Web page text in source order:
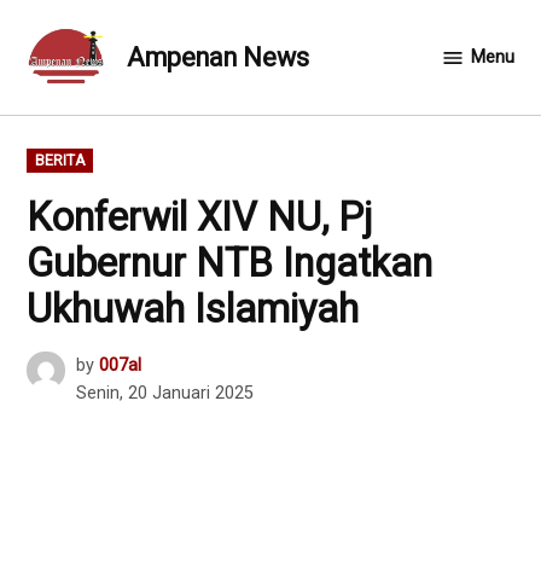
content
Ampenan News Menu
POSTED
IN
BERITA
Konferwil XIV NU, Pj
Gubernur NTB Ingatkan
Ukhuwah Islamiyah
by 007al
Senin, 20 Januari 2025